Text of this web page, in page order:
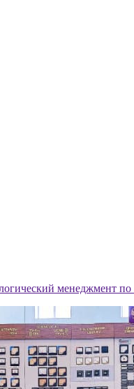
менеджмент